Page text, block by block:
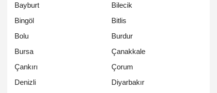
Bayburt
Bilecik
Bingöl
Bitlis
Bolu
Burdur
Bursa
Çanakkale
Çankırı
Çorum
Denizli
Diyarbakır